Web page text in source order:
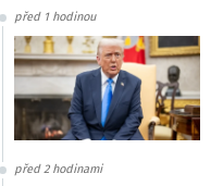
před 1 hodinou
před 2 hodinami